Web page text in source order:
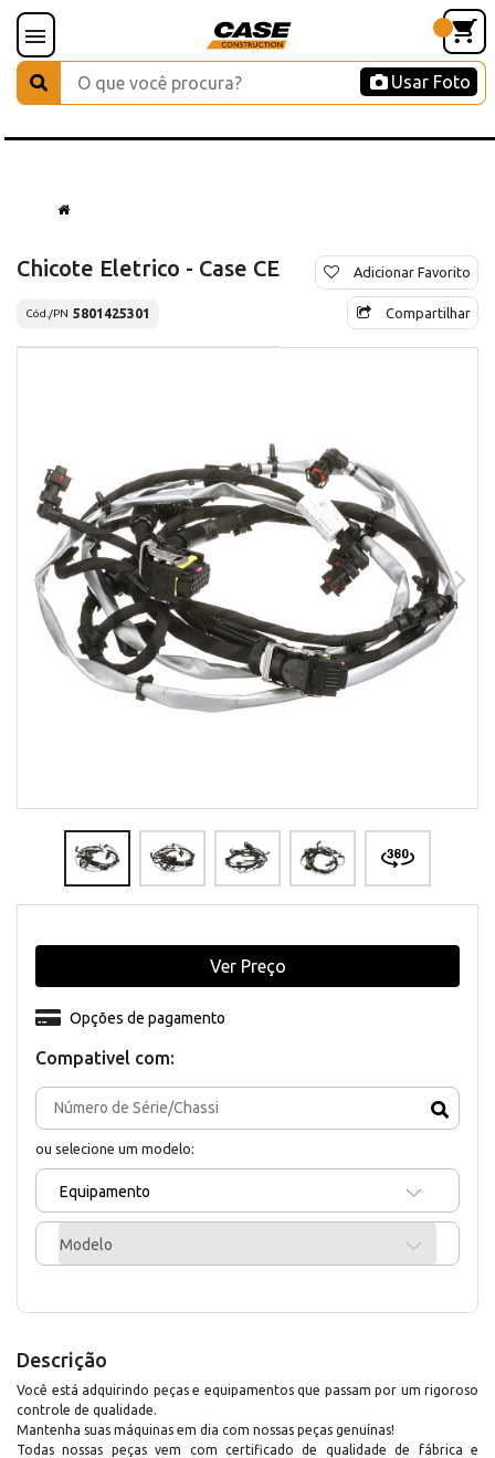
Usar Foto
Chicote Eletrico - Case CE
Cód./PN 5801425301
Adicionar Favorito
Compartilhar
Compativel com:
ou selecione um modelo:
Equipamento
Modelo
Opções de pagamento
Ver Preço
Descrição
Você está adquirindo peças e equipamentos que passam por um rigoroso
controle de qualidade.
Mantenha suas máquinas em dia com nossas peças genuínas!
Todas nossas peças vem com certificado de qualidade de fábrica e